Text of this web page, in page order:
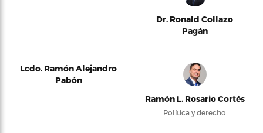
Dr. Ronald Collazo
Pagán
Lcdo. Ramón Alejandro
Pabón
Ramón L. Rosario Cortés
Política y derecho